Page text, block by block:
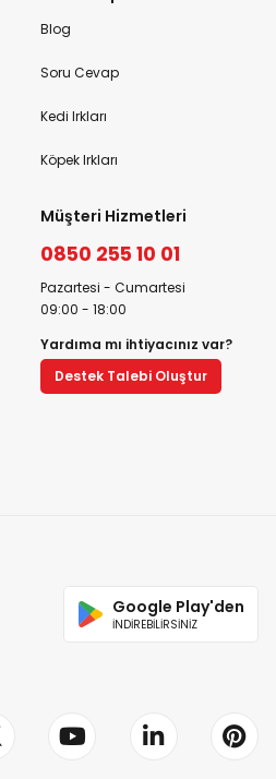
Blog
Soru Cevap
Kedi Irkları
Köpek Irkları
Müşteri Hizmetleri
0850 255 10 01
Pazartesi - Cumartesi
09:00 - 18:00
Yardıma mı ihtiyacınız var?
Destek Talebi Oluştur
Google Play'den
İNDİREBİLİRSİNİZ